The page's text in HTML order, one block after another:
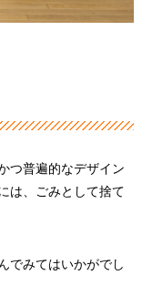
つ普遍的なデザイン
は、ごみとして捨て
でみてはいかがでし